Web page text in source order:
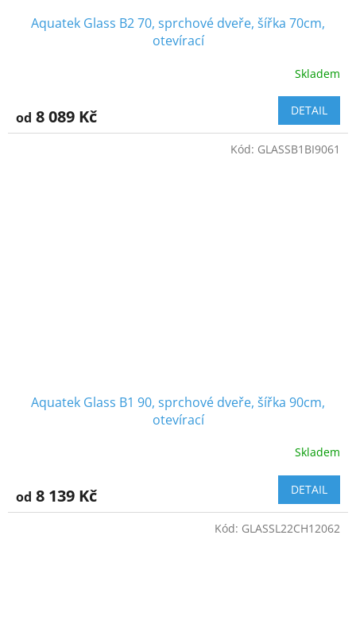
Aquatek Glass B2 70, sprchové dveře, šířka 70cm,
otevírací
Skladem
od 8 089 Kč DETAIL
Aquatek Glass B1 90, sprchové dveře, šířka 90cm,
otevírací
Skladem
od 8 139 Kč DETAIL
Kód: GLASSB1BI9061
Kód: GLASSL22CH12062